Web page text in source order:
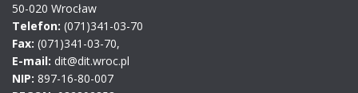
50-020 Wrocław
Telefon: (071)341-03-70
Fax: (071)341-03-70,
E-mail: dit@dit.wroc.pl
NIP: 897-16-80-007